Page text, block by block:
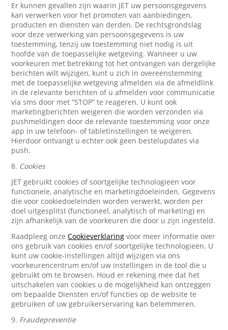
Er kunnen gevallen zijn waarin JET uw persoonsgegevens
kan verwerken voor het promoten van aanbiedingen,
producten en diensten van derden. De rechtsgrondslag
voor deze verwerking van persoonsgegevens is uw
toestemming, tenzij uw toestemming niet nodig is uit
hoofde van de toepasselijke wetgeving. Wanneer u uw
voorkeuren met betrekking tot het ontvangen van dergelijke
berichten wilt wijzigen, kunt u zich in overeenstemming
met de toepasselijke wetgeving afmelden via de afmeldlink
in de relevante berichten of u afmelden voor communicatie
via sms door met “STOP” te reageren. U kunt ook
marketingberichten weigeren die worden verzonden via
pushmeldingen door de relevante toestemming voor onze
app in uw telefoon- of tabletinstellingen te weigeren.
Hierdoor ontvangt u echter ook geen bestelupdates via
push.
8. Cookies
JET gebruikt cookies of soortgelijke technologieën voor
functionele, analytische en marketingdoeleinden. Gegevens
die voor cookiedoeleinden worden verwerkt, worden per
doel uitgesplitst (functioneel, analytisch of marketing) en
zijn afhankelijk van de voorkeuren die door u zijn ingesteld.
Raadpleeg onzeCookieverklaring voor meer informatie over
ons gebruik van cookies en/of soortgelijke technologieën. U
kunt uw cookie-instellingen altijd wijzigen via ons
voorkeurencentrum en/of uw instellingen in de tool die u
gebruikt om te browsen. Houd er rekening mee dat het
uitschakelen van cookies u de mogelijkheid kan ontzeggen
om bepaalde Diensten en/of functies op de website te
gebruiken of uw gebruikerservaring kan belemmeren.
9. Fraudepreventie